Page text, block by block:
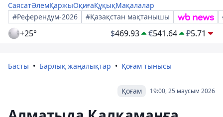
СаясатӘлемҚаржыОқиғаҚұқықМақалалар
#Референдум-2026
#Қазақстан мақтанышы
+25° $469.93 €541.64 ₽5.71
Басты Барлық жаңалықтар Қоғам тынысы
19:00, 25 маусым 2026
Қоғам